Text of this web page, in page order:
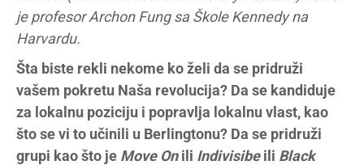
je profesor Archon Fung sa Škole Kennedy na
Harvardu.
Šta biste rekli nekome ko želi da se pridruži
vašem pokretu Naša revolucija? Da se kandiduje
za lokalnu poziciju i popravlja lokalnu vlast, kao
što se vi to učinili u Berlingtonu? Da se pridruži
grupi kao što je Move Onili Indivisibeili Black